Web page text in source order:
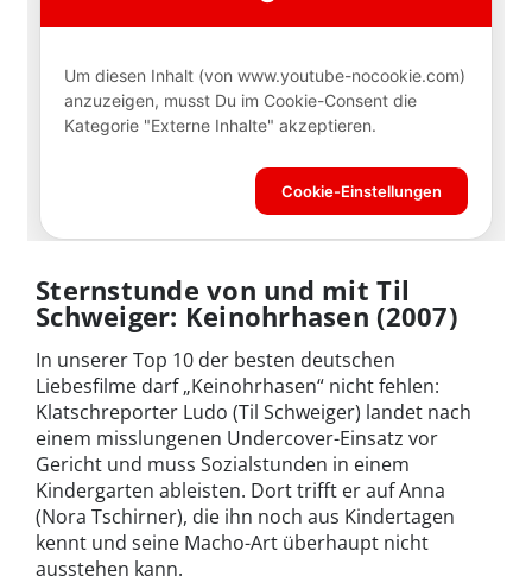
Sternstunde von und mit Til
Schweiger: Keinohrhasen (2007)
In unserer Top 10 der besten deutschen
Liebesfilme darf „Keinohrhasen“ nicht fehlen:
Klatschreporter Ludo (Til Schweiger) landet nach
einem misslungenen Undercover-Einsatz vor
Gericht und muss Sozialstunden in einem
Kindergarten ableisten. Dort trifft er auf Anna
(Nora Tschirner), die ihn noch aus Kindertagen
kennt und seine Macho-Art überhaupt nicht
ausstehen kann.